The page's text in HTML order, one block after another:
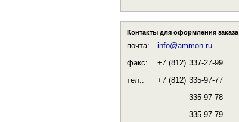
Контакты для оформления заказа
почта:
info@ammon.ru
факс:
+7 (812) 337-27-99
тел.:
+7 (812) 335-97-77
335-97-78
335-97-79